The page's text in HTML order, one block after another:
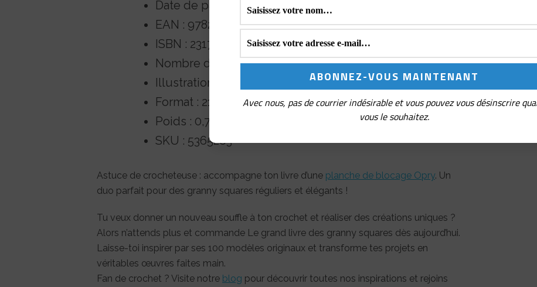
Date de parution : 20/10/2023
EAN : 9782317033605
ISBN : 2317033605
Nombre de pages : 176
Illustrations : en couleur
Format : 21,70 x 28,00 x 1,40 cm
Poids : 0,732 kg
SKU : 5365263
Astuce de crocheteuse : accompagne ton livre d’une planche de blocage Opry. Un
duo parfait pour des granny squares réguliers et élégants !
Tu veux donner un nouveau souffle à ton crochet et réaliser des créations uniques ?
Alors n’attends plus et commande Le grand livre des granny squares dès aujourd’hui.
Laisse-toi inspirer par ses 100 modèles originaux et transforme tes projets en
véritables œuvres faites main.
Fan de crochet ? Visite notre blog pour découvrir toutes nos inspirations et rejoins
Avec nous, pas de courrier indésirable et vous pouvez vous désinscrire
vous le souhaitez.